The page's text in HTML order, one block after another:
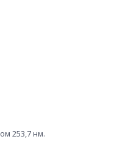
253,7 нм.